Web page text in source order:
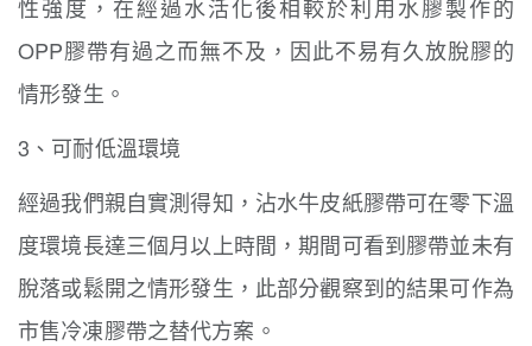
性強度，在經過水活化後相較於利用水膠製作的
OPP膠帶有過之而無不及，因此不易有久放脫膠的
情形發生。
3、 可耐低溫環境
經過我們親自實測得知，沾水牛皮紙膠帶可在零下溫
度環境長達三個月以上時間，期間可看到膠帶並未有
脫落或鬆開之情形發生，此部分觀察到的結果可作為
市售冷凍膠帶之替代方案。